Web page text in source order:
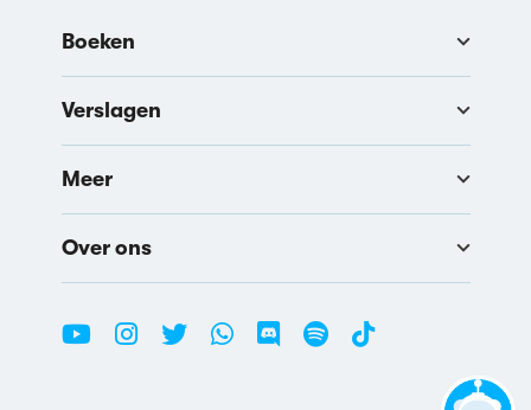
Boeken
Verslagen
Meer
Over ons